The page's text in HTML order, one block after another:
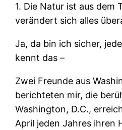
1. Die Natur ist aus dem
verändert sich alles
Ja, da bin ich sicher,
kennt das –
Zwei Freunde aus
berichteten mir, die
Washington, D.C.,
April jeden Jahres ihren